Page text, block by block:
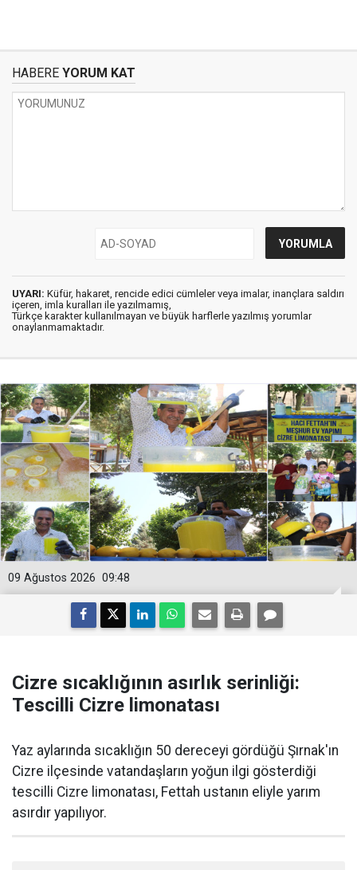
HABERE YORUM KAT
UYARI: Küfür, hakaret, rencide edici cümleler veya imalar, inançlara saldırı
içeren, imla kuralları ile yazılmamış,
Türkçe karakter kullanılmayan ve büyük harflerle yazılmış yorumlar
onaylanmamaktadır.
09:48
09 Ağustos 2026
Cizre sıcaklığının asırlık serinliği:
Tescilli Cizre limonatası
Yaz aylarında sıcaklığın 50 dereceyi gördüğü Şırnak'ın
Cizre ilçesinde vatandaşların yoğun ilgi gösterdiği
tescilli Cizre limonatası, Fettah ustanın eliyle yarım
asırdır yapılıyor.